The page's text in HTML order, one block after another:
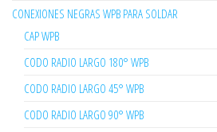
CONEXIONES NEGRAS WPB PARA SOLDAR
CAP WPB
CODO RADIO LARGO 180° WPB
CODO RADIO LARGO 45° WPB
CODO RADIO LARGO 90° WPB